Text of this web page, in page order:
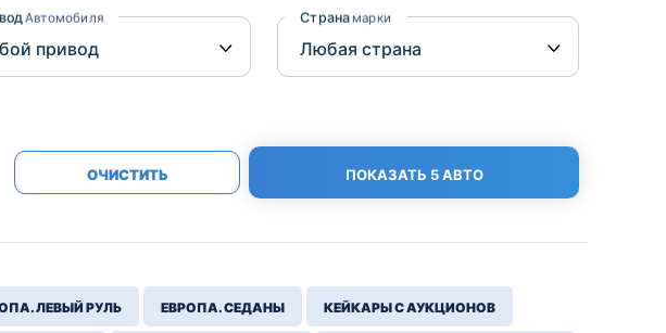
Автомобиля Страна марки
ОЧИСТИТЬ ПОКАЗАТЬ 5 АВТО
ЛЕВЫЙ РУЛЬ ЕВРОПА. СЕДАНЫ КЕЙКАРЫ С АУКЦИОНОВ